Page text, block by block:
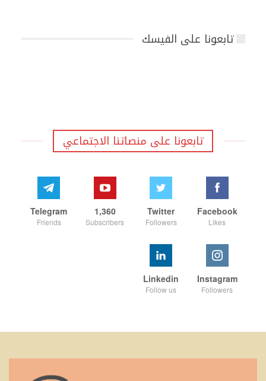
تابعونا على الفيسك
تابعونا على منصاتنا الاجتماعي
Facebook
Likes
Twitter
Followers
1,360
Subscribers
Telegram
Friends
Instagram
Followers
Linkedin
Follow us